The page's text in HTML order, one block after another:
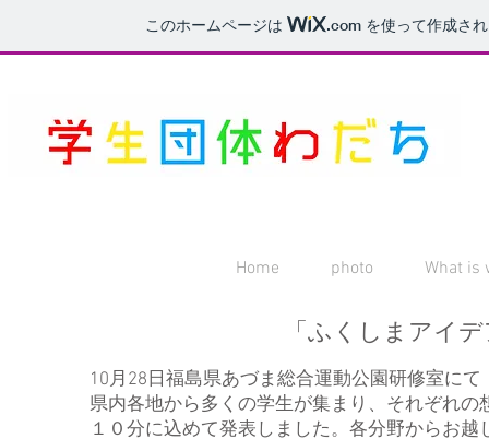
このホームページは .com を使って作成さ
「ふくしまアイ
​10月28日福島県あづま総合運動公園研修室に
県内各地から多くの学生が集まり、それぞれ
１０分に込めて発表しました。各分野からお
Home photo What is